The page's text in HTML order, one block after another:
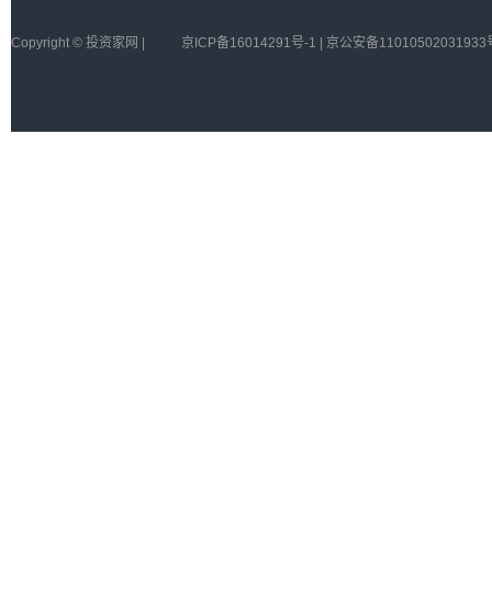
Copyright © 投资家网 | 京ICP备16014291号-1 | 京公安备11010502031933